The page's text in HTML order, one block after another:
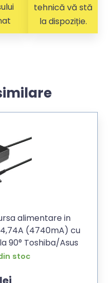
tehnică vă stă
la dispoziție.
alimentare in
(4740mA) cu
90° Toshiba/Asus
stoc